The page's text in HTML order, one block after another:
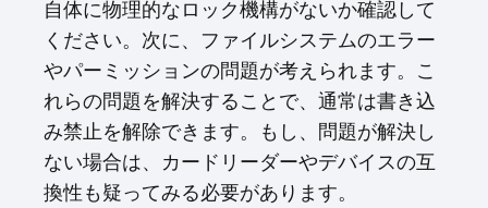
自体に物理的なロック機構がないか確認して
ください。次に、ファイルシステムのエラー
やパーミッションの問題が考えられます。こ
れらの問題を解決することで、通常は書き込
み禁止を解除できます。もし、問題が解決し
ない場合は、カードリーダーやデバイスの互
換性も疑ってみる必要があります。